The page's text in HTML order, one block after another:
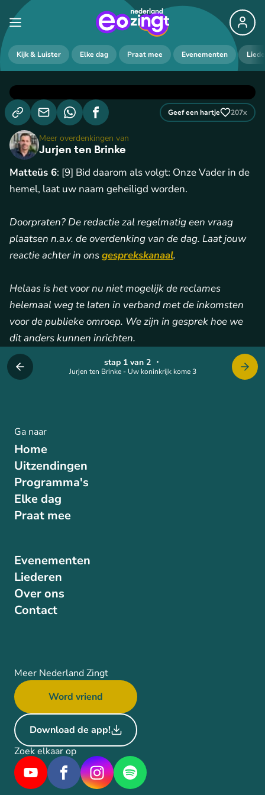
Kijk & Luister Elke dag Praat mee Evenementen
Jurjen ten Brinke - Uw koninkrijk kome 3
stap 1 van 2・
Geef een hartje 207x
Jurjen ten Brinke
Meer overdenkingen van
Matteüs 6: [9] Bid daarom als volgt: Onze Vader in de
hemel, laat uw naam geheiligd worden.
Doorpraten? De redactie zal regelmatig een vraag
plaatsen n.a.v. de overdenking van de dag. Laat jouw
reactie achter in onsgesprekskanaal.
Helaas is het voor nu niet mogelijk de reclames
helemaal weg te laten in verband met de inkomsten
voor de publieke omroep. We zijn in gesprek hoe we
dit anders kunnen inrichten.
Ga naar
Home
Uitzendingen
Programma's
Elke dag
Praat mee
Evenementen
Liederen
Over ons
Contact
Meer Nederland Zingt
Word vriend
Download de app!
Zoek elkaar op